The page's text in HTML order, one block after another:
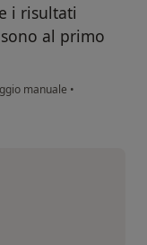
i risultati
sono al primo
manuale •